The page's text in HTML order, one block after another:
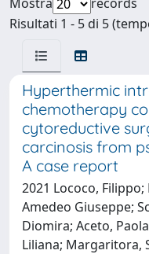
Risultati 1 - 5 di 5
Hyperthermic
chemotherapy
cytoreductive
carcinosis from
A case report
2021 Lococo,
Amedeo Giuseppe;
Diomira; Aceto,
Liliana; Margaritora,